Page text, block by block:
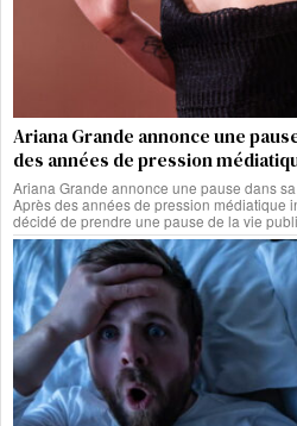
Ariana Grande annonce une
des années de pression
Ariana Grande annonce une pause dans
Après des années de pression médiatique
décidé de prendre une pause de la vie